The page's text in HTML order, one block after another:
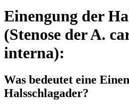
Einengung der
(Stenose der A.
interna):
Was bedeutet eine
Halsschlagader?